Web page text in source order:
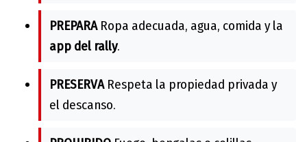
PREPARARopa adecuada, agua, comida y la
app del rally.
PRESERVARespeta la propiedad privada y
el descanso.